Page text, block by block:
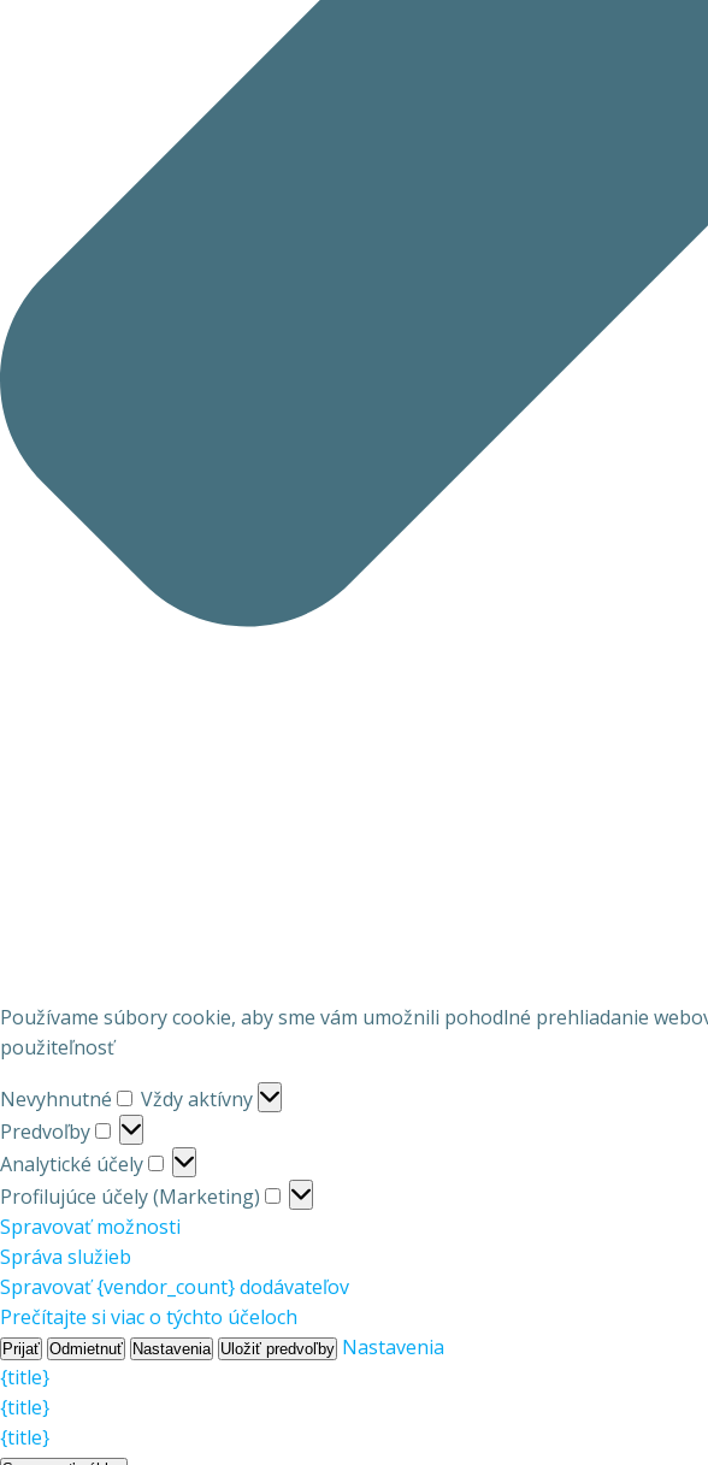
Používame súbory cookie, aby sme vám umožnili pohodlné prehliadanie
použiteľnosť
Nevyhnutné
Nevyhnutné
Vždy aktívny
Predvoľby
Predvoľby
Analytické účely
Analytické
účely
Profilujúce účely (Marketing)
Profilujúce
Spravovať možnosti
Správa služieb
Spravovať {vendor_count} dodávateľov
Prečítajte si viac o týchto účeloch
Prijať Odmietnuť Nastavenia Uložiť predvoľby Nastavenia
{title}
{title}
{title}